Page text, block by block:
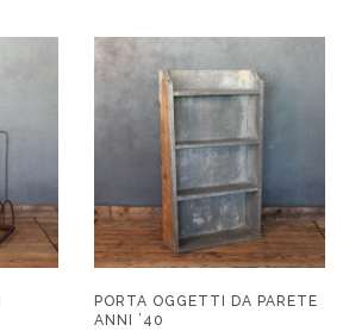
PORTA OGGETTI DA PARETE
ANNI ’40